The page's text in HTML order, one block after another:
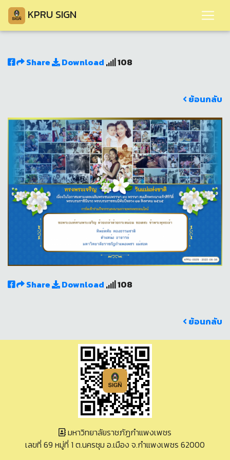
KPRU SIGN
Share Download 108
ย้อนกลับ
Share Download 108
ย้อนกลับ
มหาวิทยาลัยราชภัฏกำแพงเพชร
เลขที่ 69 หมู่ที่ 1 ต.นครชุม อ.เมือง จ.กำแพงเพชร 62000